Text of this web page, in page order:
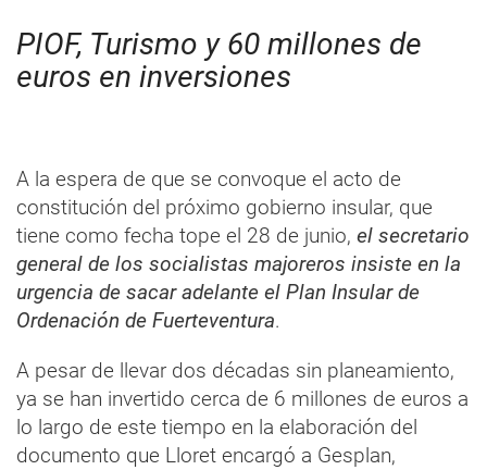
PIOF, Turismo y 60 millones de
euros en inversiones
A la espera de que se convoque el acto de
constitución del próximo gobierno insular, que
tiene como fecha tope el 28 de junio, el secretario
general de los socialistas majoreros insiste en la
urgencia de sacar adelante el Plan Insular de
Ordenación de Fuerteventura.
A pesar de llevar dos décadas sin planeamiento,
ya se han invertido cerca de 6 millones de euros a
lo largo de este tiempo en la elaboración del
documento que Lloret encargó a Gesplan,